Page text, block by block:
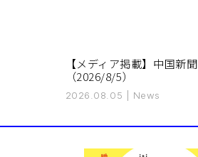
【メディア掲載】中国新聞
（2026/8/5）
2026.08.05 News